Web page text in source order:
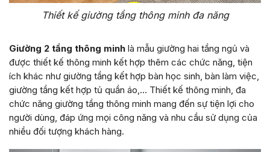
Thiết kế giường tầng thông minh đa năng
Giường 2 tầng thông minh là mẫu giường hai tầng ngủ và
được thiết kế thông minh kết hợp thêm các chức năng, tiện
ích khác như giường tầng kết hợp bàn học sinh, bàn làm việc,
giường tầng kết hợp tủ quần áo,… Thiết kế thông minh, đa
chức năng giường tầng thông minh mang đến sự tiện lợi cho
người dùng, đáp ứng mọi công năng và nhu cầu sử dụng của
nhiều đối tượng khách hàng.